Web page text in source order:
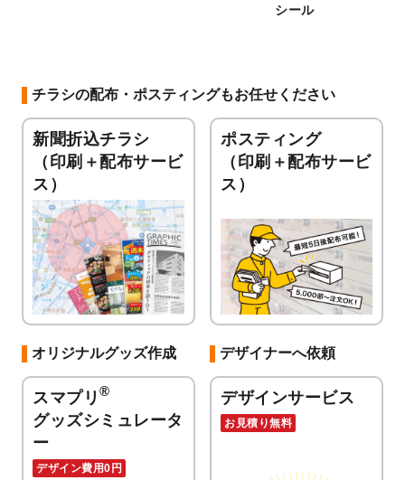
シール
チラシの配布・ポスティングもお任せください
新聞折込チラシ
（印刷＋配布サービ
ス）
ポスティング
（印刷＋配布サービ
ス）
オリジナルグッズ作成
スマプリ ®
グッズシミュレータ
ー
デザイン費用0円
デザイナーへ依頼
デザインサービス
お見積り無料